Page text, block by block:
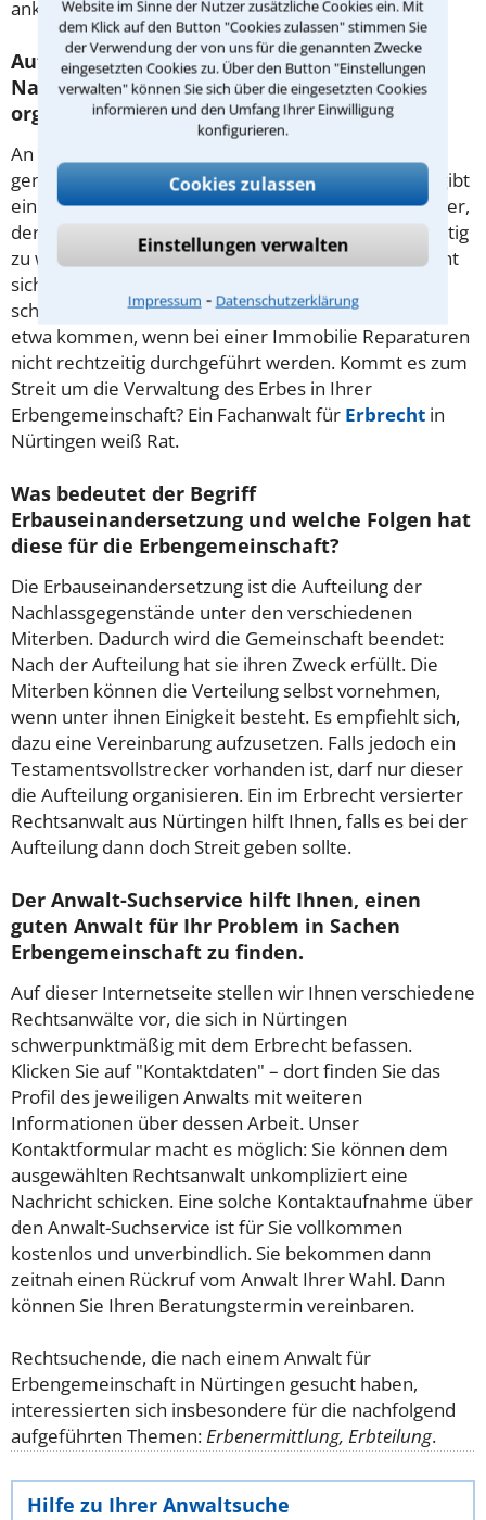
Website im Sinne der Nutzer zusätzliche Cookies ein. Mit
dem Klick auf den Button "Cookies zulassen" stimmen Sie
der Verwendung der von uns für die genannten Zwecke
eingesetzten Cookies zu. Über den Button "Einstellungen
verwalten" können Sie sich über die eingesetzten Cookies
informieren und den Umfang Ihrer Einwilligung
konfigurieren.
Cookies zulassen
Einstellungen verwalten
Impressum ⁃ Datenschutzerklärung
ankommt.
Auf welche Weise wird die Verwaltung des
Nachlasses bei einer Erbengemeinschaft
organisiert?
An der Nachlassverwaltung müssen alle Miterben
gemeinschaftlich mitwirken. Einzige Ausnahme: Es gibt
einen Testamentsvollstrecker oder Nachlassverwalter,
der sich um alles kümmert. Weigert sich ein Erbe, tätig
zu werden, und entsteht dadurch ein Schaden, macht
sich dieser gegenüber den anderen
schadensersatzpflichtig. Zu einem Schaden kann es
etwa kommen, wenn bei einer Immobilie Reparaturen
nicht rechtzeitig durchgeführt werden. Kommt es zum
Streit um die Verwaltung des Erbes in Ihrer
Erbengemeinschaft? Ein Fachanwalt für Erbrecht in
Nürtingen weiß Rat.
Was bedeutet der Begriff
Erbauseinandersetzung und welche Folgen hat
diese für die Erbengemeinschaft?
Die Erbauseinandersetzung ist die Aufteilung der
Nachlassgegenstände unter den verschiedenen
Miterben. Dadurch wird die Gemeinschaft beendet:
Nach der Aufteilung hat sie ihren Zweck erfüllt. Die
Miterben können die Verteilung selbst vornehmen,
wenn unter ihnen Einigkeit besteht. Es empfiehlt sich,
dazu eine Vereinbarung aufzusetzen. Falls jedoch ein
Testamentsvollstrecker vorhanden ist, darf nur dieser
die Aufteilung organisieren. Ein im Erbrecht versierter
Rechtsanwalt aus Nürtingen hilft Ihnen, falls es bei der
Aufteilung dann doch Streit geben sollte.
Der Anwalt-Suchservice hilft Ihnen, einen
guten Anwalt für Ihr Problem in Sachen
Erbengemeinschaft zu finden.
Auf dieser Internetseite stellen wir Ihnen verschiedene
Rechtsanwälte vor, die sich in Nürtingen
schwerpunktmäßig mit dem Erbrecht befassen.
Klicken Sie auf "Kontaktdaten" – dort finden Sie das
Profil des jeweiligen Anwalts mit weiteren
Informationen über dessen Arbeit. Unser
Kontaktformular macht es möglich: Sie können dem
ausgewählten Rechtsanwalt unkompliziert eine
Nachricht schicken. Eine solche Kontaktaufnahme über
den Anwalt-Suchservice ist für Sie vollkommen
kostenlos und unverbindlich. Sie bekommen dann
zeitnah einen Rückruf vom Anwalt Ihrer Wahl. Dann
können Sie Ihren Beratungstermin vereinbaren.
Rechtsuchende, die nach einem Anwalt für
Erbengemeinschaft in Nürtingen gesucht haben,
interessierten sich insbesondere für die nachfolgend
aufgeführten Themen:Erbenermittlung, Erbteilung.
Hilfe zu Ihrer Anwaltsuche